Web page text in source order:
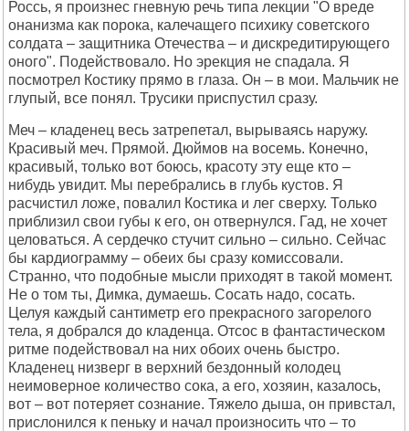
Россь, я произнес гневную речь типа лекции "О вреде
онанизма как порока, калечащего психику советского
солдата – защитника Отечества – и дискредитирующего
оного". Подействовало. Но эрекция не спадала. Я
посмотрел Костику прямо в глаза. Он – в мои. Мальчик не
глупый, все понял. Трусики приспустил сразу.
Меч – кладенец весь затрепетал, вырываясь наружу.
Красивый меч. Прямой. Дюймов на восемь. Конечно,
красивый, только вот боюсь, красоту эту еще кто –
нибудь увидит. Мы перебрались в глубь кустов. Я
расчистил ложе, повалил Костика и лег сверху. Только
приблизил свои губы к его, он отвернулся. Гад, не хочет
целоваться. А сердечко стучит сильно – сильно. Сейчас
бы кардиограмму – обеих бы сразу комиссовали.
Странно, что подобные мысли приходят в такой момент.
Не о том ты, Димка, думаешь. Сосать надо, сосать.
Целуя каждый сантиметр его прекрасного загорелого
тела, я добрался до кладенца. Отсос в фантастическом
ритме подействовал на них обоих очень быстро.
Кладенец низверг в верхний бездонный колодец
неимоверное количество сока, а его, хозяин, казалось,
вот – вот потеряет сознание. Тяжело дыша, он привстал,
прислонился к пеньку и начал произносить что – то